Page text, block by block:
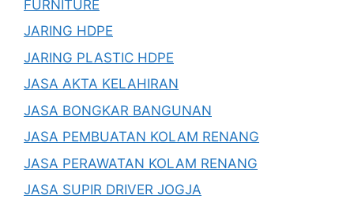
FURNITURE
JARING HDPE
JARING PLASTIC HDPE
JASA AKTA KELAHIRAN
JASA BONGKAR BANGUNAN
JASA PEMBUATAN KOLAM RENANG
JASA PERAWATAN KOLAM RENANG
JASA SUPIR DRIVER JOGJA